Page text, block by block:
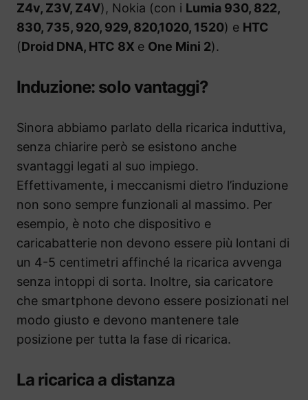
Z4v, Z3V, Z4V), Nokia (con i Lumia 930, 822,
830, 735, 920, 929, 820,1020, 1520) e HTC
(Droid DNA, HTC 8X e One Mini 2).
Induzione: solo vantaggi?
Sinora abbiamo parlato della ricarica induttiva,
senza chiarire però se esistono anche
svantaggi legati al suo impiego.
Effettivamente, i meccanismi dietro l’induzione
non sono sempre funzionali al massimo. Per
esempio, è noto che dispositivo e
caricabatterie non devono essere più lontani di
un 4-5 centimetri affinché la ricarica avvenga
senza intoppi di sorta. Inoltre, sia caricatore
che smartphone devono essere posizionati nel
modo giusto e devono mantenere tale
posizione per tutta la fase di ricarica.
La ricarica a distanza